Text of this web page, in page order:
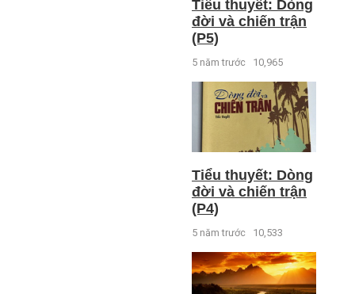
Tiểu thuyết: Dòng
đời và chiến trận
(P5)
5 năm trước 10,965
Tiểu thuyết: Dòng
đời và chiến trận
(P4)
5 năm trước 10,533